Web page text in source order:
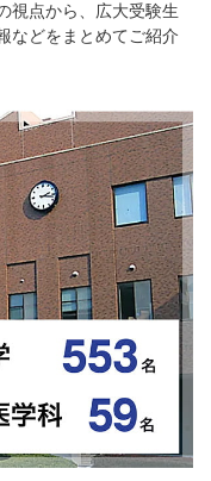
視点から、広大受験生
などをまとめてご紹介